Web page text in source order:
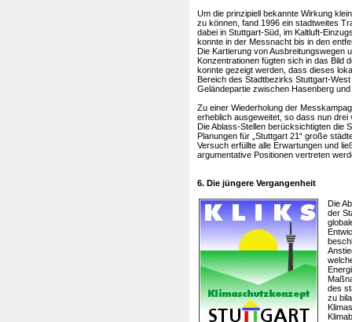
Um die prinzipiell bekannte Wirkung
zu können, fand 1996 ein stadtweites
dabei in Stuttgart-Süd, im Kaltluft-
konnte in der Messnacht bis in den
Die Kartierung von Ausbreitungswegen
Konzentrationen fügten sich in das Bild
konnte gezeigt werden, dass dieses
Bereich des Stadtbezirks Stuttgart-
Geländepartie zwischen Hasenberg
Zu einer Wiederholung der
erheblich ausgeweitet, so dass nun
Die Ablass-Stellen berücksichtigten die
Planungen für „Stuttgart 21“ große
Versuch erfüllte alle Erwartungen und
argumentative Positionen vertreten
6. Die jüngere Vergangenheit
Die
der
des
zu